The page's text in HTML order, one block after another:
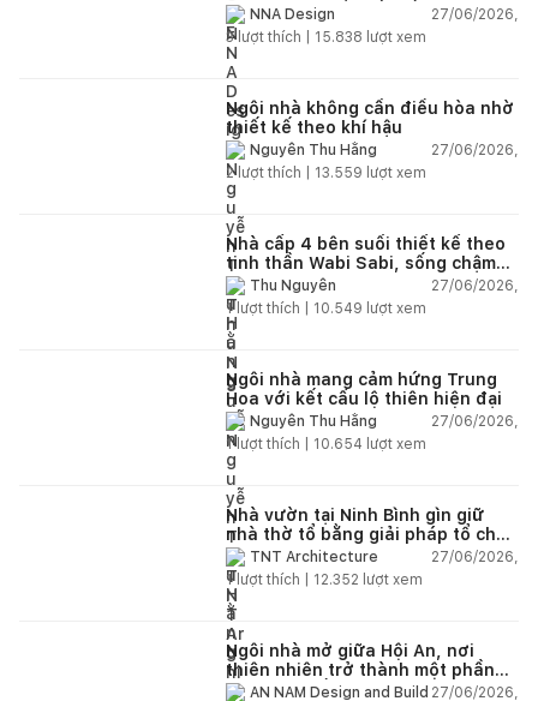
và hệ sân vườn kết nối thiên
nhiên
NNA Design
27/06/2026,
3lượt thích | 15.838 lượt xem
Ngôi nhà không cần điều hòa nhờ
thiết kế theo khí hậu
Nguyễn Thu Hằng
27/06/2026,
2lượt thích | 13.559 lượt xem
Nhà cấp 4 bên suối thiết kế theo
tinh thần Wabi Sabi, sống chậm
giữa thiên nhiên
Thu Nguyễn
27/06/2026,
1lượt thích | 10.549 lượt xem
Ngôi nhà mang cảm hứng Trung
Hoa với kết cấu lộ thiên hiện đại
Nguyễn Thu Hằng
27/06/2026,
1lượt thích | 10.654 lượt xem
Nhà vườn tại Ninh Bình gìn giữ
nhà thờ tổ bằng giải pháp tổ chức
lại không gian
TNT Architecture
27/06/2026,
1lượt thích | 12.352 lượt xem
Ngôi nhà mở giữa Hội An, nơi
thiên nhiên trở thành một phần
của cuộc sống
AN NAM Design and Build 27/06/2026,